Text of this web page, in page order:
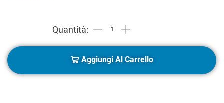
Aggiungi Al Carrello